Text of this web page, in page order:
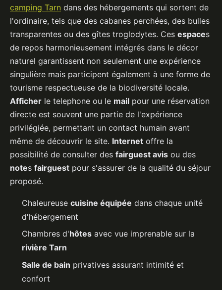
camping Tarn dans des hébergements qui sortent de
l'ordinaire, tels que des cabanes perchées, des bulles
transparentes ou des gîtes troglodytes. Ces espaces
de repos harmonieusement intégrés dans le décor
naturel garantissent non seulement une expérience
singulière mais participent également à une forme de
tourisme respectueuse de la biodiversité locale.
Afficher le telephone ou le mail pour une réservation
directe est souvent une partie de l'expérience
privilégiée, permettant un contact humain avant
même de découvrir le site. Internet offre la
possibilité de consulter des fairguest avis ou des
notes fairguest pour s'assurer de la qualité du séjour
proposé.
Chaleureuse cuisine équipée dans chaque unité
d'hébergement
Chambres d'hôtes avec vue imprenable sur la
rivière Tarn
Salle de bain privatives assurant intimité et
confort